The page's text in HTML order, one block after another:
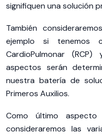
signifiquen una solución
También
ejemplo si tenemos
CardioPulmonar
aspectos serán
nuestra batería de
Primeros Auxilios.
Como último
consideraremos las